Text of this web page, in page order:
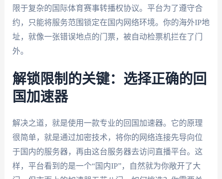
限于复杂的国际体育赛事转播权协议。平台为了遵守合
约，只能将服务范围锁定在国内网络环境。你的海外IP地
址，就像一张错误地点的门票，被自动检票机拦在了门
外。
解锁限制的关键：选择正确的回
国加速器
解决之道，就是使用一款专业的回国加速器。它的原理
很简单，就是通过加密技术，将你的网络连接先导向位
于国内的服务器，再由这台服务器去访问直播平台。这
样，平台看到的是一个“国内IP”，自然就为你敞开了大